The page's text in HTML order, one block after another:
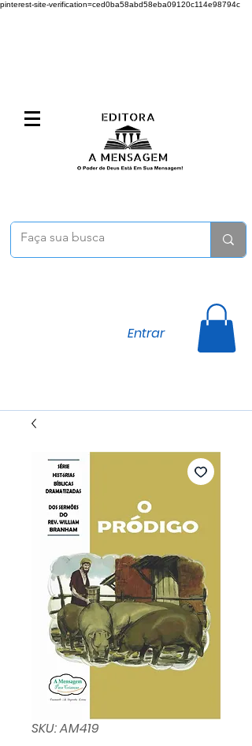
pinterest-site-verification=ced0ba58abd58eba09120c114e98794c
Entrar
SKU: AM419